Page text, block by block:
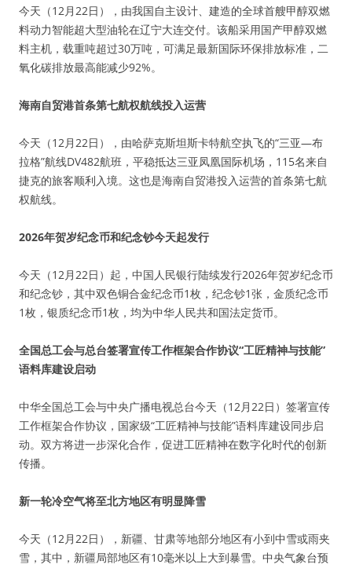
今天（12月22日），由我国自主设计、建造的全球首艘甲醇双燃
料动力智能超大型油轮在辽宁大连交付。该船采用国产甲醇双燃
料主机，载重吨超过30万吨，可满足最新国际环保排放标准，二
氧化碳排放最高能减少92%。
海南自贸港首条第七航权航线投入运营
今天（12月22日），由哈萨克斯坦斯卡特航空执飞的“三亚—布
拉格”航线DV482航班，平稳抵达三亚凤凰国际机场，115名来自
捷克的旅客顺利入境。这也是海南自贸港投入运营的首条第七航
权航线。
2026年贺岁纪念币和纪念钞今天起发行
今天（12月22日）起，中国人民银行陆续发行2026年贺岁纪念币
和纪念钞，其中双色铜合金纪念币1枚，纪念钞1张，金质纪念币
1枚，银质纪念币1枚，均为中华人民共和国法定货币。
全国总工会与总台签署宣传工作框架合作协议“工匠精神与技能”
语料库建设启动
中华全国总工会与中央广播电视总台今天（12月22日）签署宣传
工作框架合作协议，国家级“工匠精神与技能”语料库建设同步启
动。双方将进一步深化合作，促进工匠精神在数字化时代的创新
传播。
新一轮冷空气将至北方地区有明显降雪
今天（12月22日），新疆、甘肃等地部分地区有小到中雪或雨夹
雪，其中，新疆局部地区有10毫米以上大到暴雪。中央气象台预